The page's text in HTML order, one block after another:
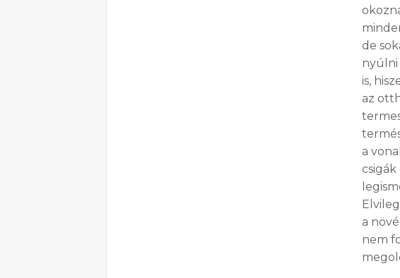
de
nyúlni
is,
az
a
a
nem